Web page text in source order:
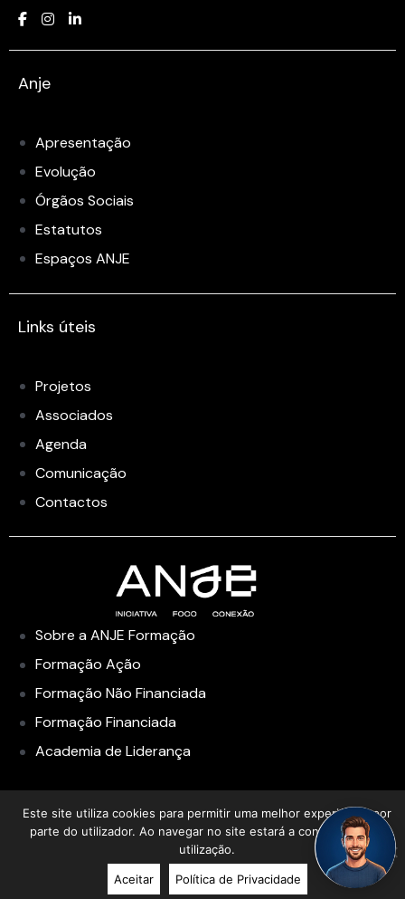
Anje
Apresentação
Evolução
Órgãos Sociais
Estatutos
Espaços ANJE
Links úteis
Projetos
Associados
Agenda
Comunicação
Contactos
Sobre a ANJE Formação
Formação Ação
Formação Não Financiada
Formação Financiada
Academia de Liderança
Este site utiliza cookies para permitir uma melhor experiência por
parte do utilizador. Ao navegar no site estará a consentir a sua
utilização.
Aceitar Política de Privacidade